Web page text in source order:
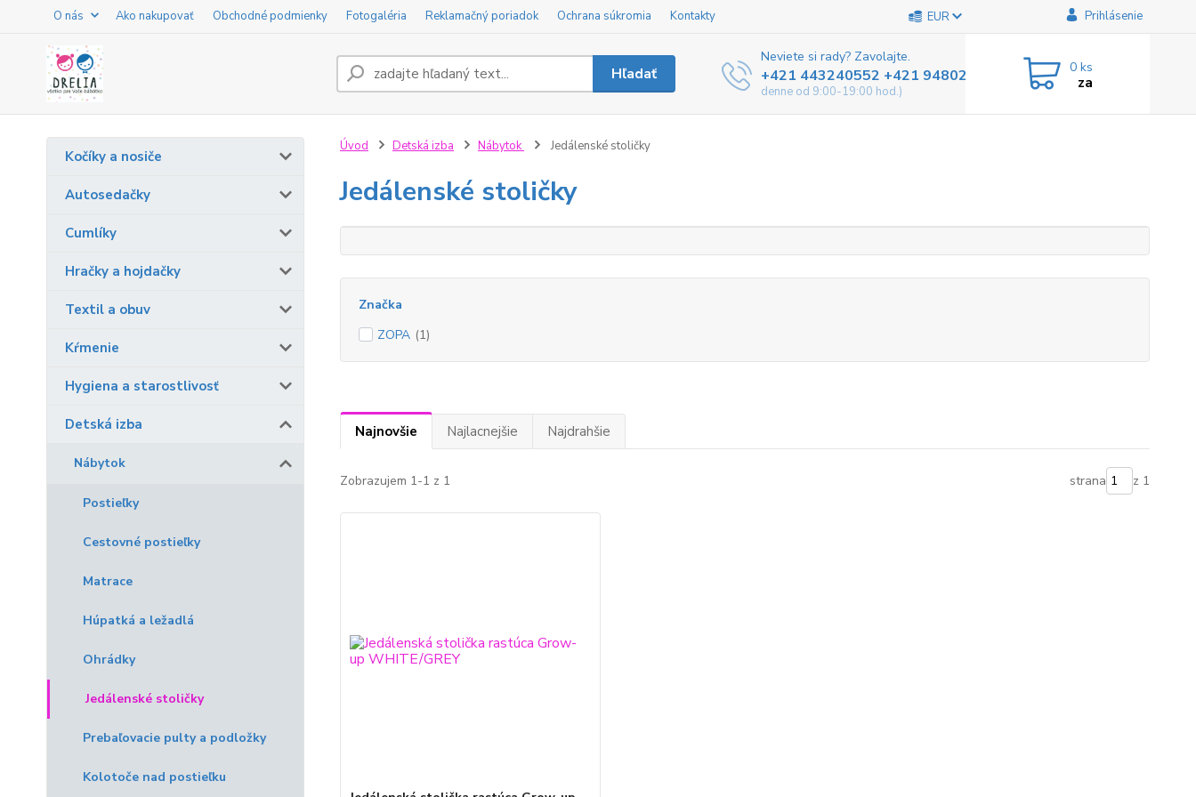
O nás Ako nakupovať Obchodné podmienky Fotogaléria Reklamačný poriadok Ochrana súkromia Kontakty EUR Prihlásenie
Hľadať
Neviete si rady? Zavolajte.
+421 443240552 +421 948025800
denne od 9:00-19:00 hod.)
0 ks
za
Kočíky a nosiče
Autosedačky
Cumlíky
Hračky a hojdačky
Textil a obuv
Kŕmenie
Hygiena a starostlivosť
Detská izba
Nábytok
Postieľky
Cestovné postieľky
Matrace
Húpatká a ležadlá
Ohrádky
Jedálenské stoličky
Prebaľovacie pulty a podložky
Kolotoče nad postieľku
Úvod Detská izba Nábytok Jedálenské stoličky
Jedálenské stoličky
Značka
ZOPA (1)
Najnovšie Najlacnejšie Najdrahšie
Zobrazujem 1-1 z 1 strana z 1